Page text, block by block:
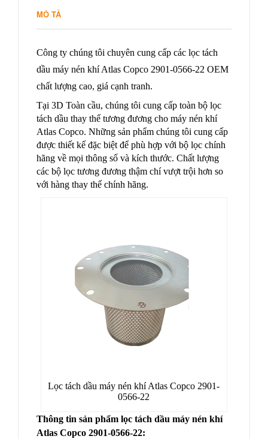
MÔ TẢ
Công ty chúng tôi chuyên cung cấp các lọc tách
dầu máy nén khí Atlas Copco 2901-0566-22 OEM
chất lượng cao, giá cạnh tranh.
Tại 3D Toàn cầu, chúng tôi cung cấp toàn bộ lọc
tách dầu thay thế tương đương cho máy nén khí
Atlas Copco. Những sản phẩm chúng tôi cung cấp
được thiết kế đặc biệt để phù hợp với bộ lọc chính
hãng về mọi thông số và kích thước. Chất lượng
các bộ lọc tương đương thậm chí vượt trội hơn so
với hàng thay thế chính hãng.
Lọc tách dầu máy nén khí Atlas Copco 2901-
0566-22
Thông tin sản phẩm lọc tách dầu máy nén khí
Atlas Copco 2901-0566-22: